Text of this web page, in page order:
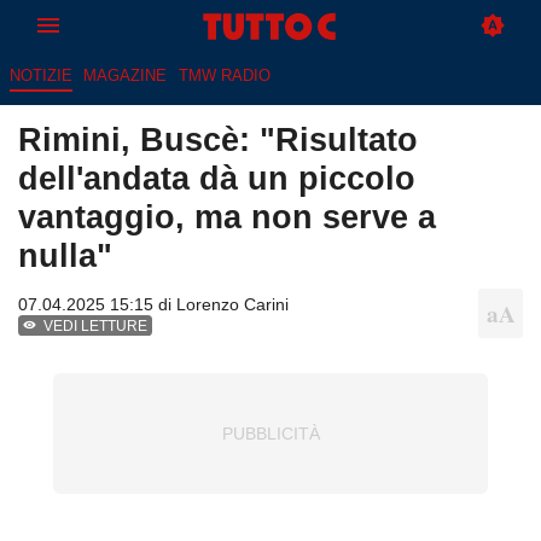
NOTIZIE MAGAZINE TMW RADIO
Rimini, Buscè: "Risultato
dell'andata dà un piccolo
vantaggio, ma non serve a
nulla"
07.04.2025 15:15 di Lorenzo Carini
VEDI LETTURE